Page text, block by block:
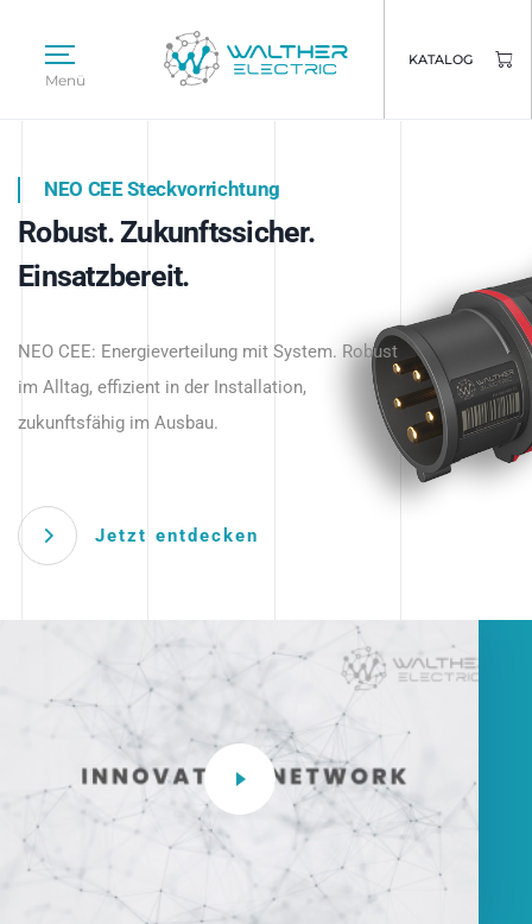
Menü
KATALOG
Intelligente Stromverteilung
beginnt hier.
NEO CEE Steckvorrichtung
Robust. Zukunftssicher.
Einsatzbereit.
NEO CEE: Energieverteilung mit System. Robust
im Alltag, effizient in der Installation,
zukunftsfähig im Ausbau.
Jetzt entdecken
Intelligenz trifft Energie.
Anwendungen – robust, IP-geschützt und
zukunftsfähig.